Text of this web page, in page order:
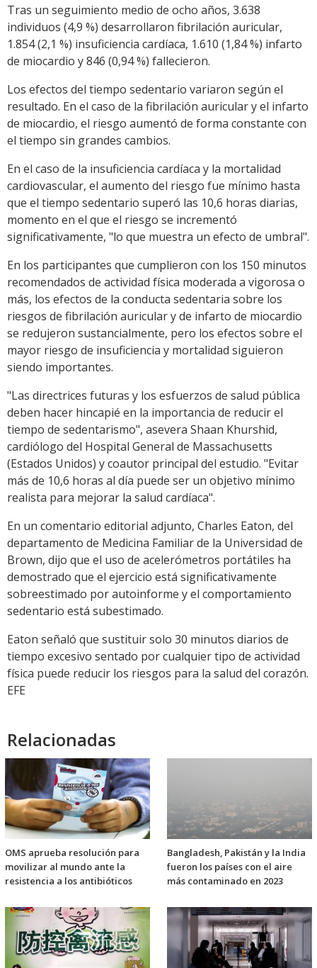
Tras un seguimiento medio de ocho años, 3.638
individuos (4,9 %) desarrollaron fibrilación auricular,
1.854 (2,1 %) insuficiencia cardíaca, 1.610 (1,84 %) infarto
de miocardio y 846 (0,94 %) fallecieron.
Los efectos del tiempo sedentario variaron según el
resultado. En el caso de la fibrilación auricular y el infarto
de miocardio, el riesgo aumentó de forma constante con
el tiempo sin grandes cambios.
En el caso de la insuficiencia cardíaca y la mortalidad
cardiovascular, el aumento del riesgo fue mínimo hasta
que el tiempo sedentario superó las 10,6 horas diarias,
momento en el que el riesgo se incrementó
significativamente, "lo que muestra un efecto de umbral".
En los participantes que cumplieron con los 150 minutos
recomendados de actividad física moderada a vigorosa o
más, los efectos de la conducta sedentaria sobre los
riesgos de fibrilación auricular y de infarto de miocardio
se redujeron sustancialmente, pero los efectos sobre el
mayor riesgo de insuficiencia y mortalidad siguieron
siendo importantes.
"Las directrices futuras y los esfuerzos de salud pública
deben hacer hincapié en la importancia de reducir el
tiempo de sedentarismo", asevera Shaan Khurshid,
cardiólogo del Hospital General de Massachusetts
(Estados Unidos) y coautor principal del estudio. "Evitar
más de 10,6 horas al día puede ser un objetivo mínimo
realista para mejorar la salud cardíaca".
En un comentario editorial adjunto, Charles Eaton, del
departamento de Medicina Familiar de la Universidad de
Brown, dijo que el uso de acelerómetros portátiles ha
demostrado que el ejercicio está significativamente
sobreestimado por autoinforme y el comportamiento
sedentario está subestimado.
Eaton señaló que sustituir solo 30 minutos diarios de
tiempo excesivo sentado por cualquier tipo de actividad
física puede reducir los riesgos para la salud del corazón.
EFE
Relacionadas
OMS aprueba resolución para
movilizar al mundo ante la
resistencia a los antibióticos
Bangladesh, Pakistán y la India
fueron los países con el aire
más contaminado en 2023